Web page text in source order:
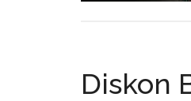
Diskon